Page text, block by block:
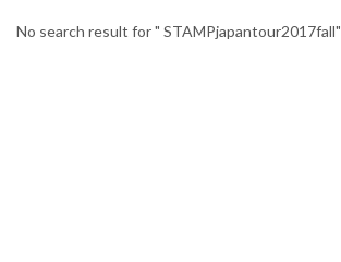
No search result for " STAMPjapantour2017fall"